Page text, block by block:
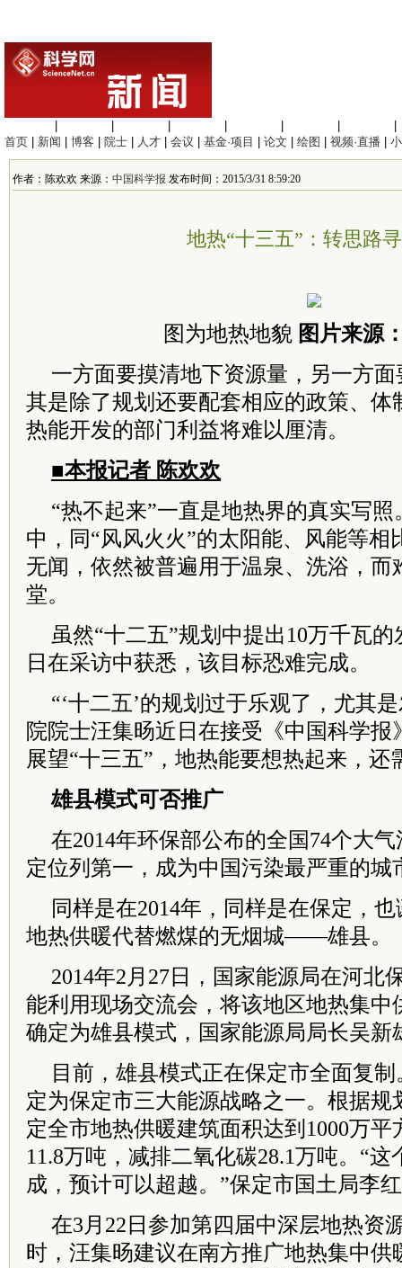
首页
新闻 博客 院士 人才 会议 基金·项目 论文 绘图 视频·直播
作者：陈欢欢 来源： 中国科学报 发布时间：2015/3/31 8:59:20
地热“十三五”：转思路
图为地热地貌 图片来源
一方面要摸清地下资源量，另一方
其是除了规划还要配套相应的政策、体
热能开发的部门利益将难以厘清。
■本报记者 陈欢欢
“热不起来”一直是地热界的真实写
中，同“风风火火”的太阳能、风能等相
无闻，依然被普遍用于温泉、洗浴，而
堂。
虽然“十二五”规划中提出10万千瓦
日在采访中获悉，该目标恐难完成。
“‘十二五’的规划过于乐观了，尤其
院院士汪集旸近日在接受《中国科学报
展望“十三五”，地热能要想热起来，还
雄县模式可否推广
在2014年环保部公布的全国74个大
定位列第一，成为中国污染最严重的城
同样是在2014年，同样是在保定，
地热供暖代替燃煤的无烟城——雄县。
2014年2月27日，国家能源局在河北
能利用现场交流会，将该地区地热集中
确定为雄县模式，国家能源局局长吴新
目前，雄县模式正在保定市全面复
定为保定市三大能源战略之一。根据规
定全市地热供暖建筑面积达到1000万
11.8万吨，减排二氧化碳28.1万吨。“
成，预计可以超越。”保定市国土局李
在3月22日参加第四届中深层地热资
时，汪集旸建议在南方推广地热集中供